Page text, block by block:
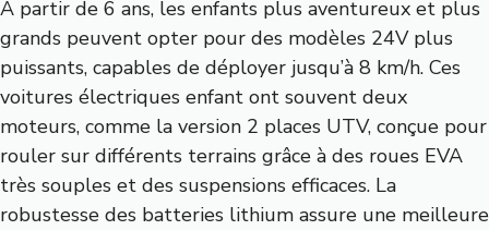
À partir de 6 ans, les enfants plus aventureux et plus
grands peuvent opter pour des modèles 24V plus
puissants, capables de déployer jusqu’à 8 km/h. Ces
voitures électriques enfant ont souvent deux
moteurs, comme la version 2 places UTV, conçue pour
rouler sur différents terrains grâce à des roues EVA
très souples et des suspensions efficaces. La
robustesse des batteries lithium assure une meilleure